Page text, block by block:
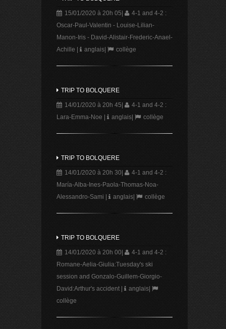
15/01/2020 à 20h 05
4-1 and 4-2 :
Oscar-Paul-Valentin - Louise-Lilian-
Manon-Iris - David-Alistair-Frederic-Anael-
Achille
anglais| collège
TRIP TO BOLQUERE
14/01/2020 à 20h 45
4-1 and 4-2 :
Lara-Emma-Noe
anglais| collège
TRIP TO BOLQUERE
14/01/2020 à 20h 30
4-1 and 4-2 :
María-Alba-Ines-Paola-Thomas-Noa-
Alessandro-Sami
anglais| collège
TRIP TO BOLQUERE
14/01/2020 à 20h 00
4-1 and 4-2 :
Romane-Aelia-Giulia:Tuesday's ski
session and Gonzalo-Guillem-Giorgio-
David:Arthur's accident| anglais|
collège